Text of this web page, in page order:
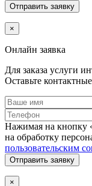
Отправить заявку
×
Онлайн заявка
Для заказа услуги
Оставьте
Нажимая на кнопку
на обработку
пользовательским
Отправить заявку
×